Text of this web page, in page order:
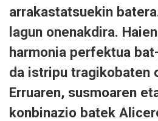
arrakastatsuekin
lagun onenakdira.
harmonia perfektua
da istripu tragikobaten
Erruaren, susmoaren
konbinazio batek